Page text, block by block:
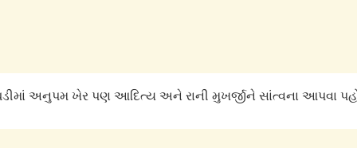
અનુપમ ખેર પણ આદિત્ય અને રાની મુખર્જીને સાંત્વના આપવા